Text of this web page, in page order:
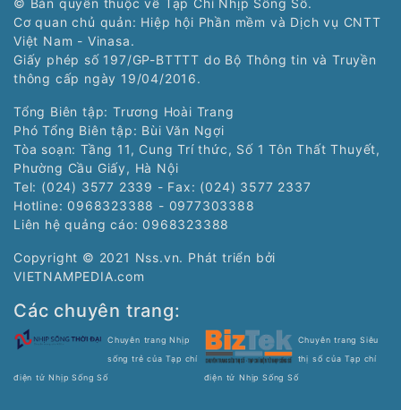
Cơ quan chủ quản: Hiệp hội Phần mềm và Dịch vụ CNTT
Việt Nam - Vinasa.
Giấy phép số 197/GP-BTTTT do Bộ Thông tin và Truyền
thông cấp ngày 19/04/2016.
Tổng Biên tập: Trương Hoài Trang
Phó Tổng Biên tập: Bùi Văn Ngợi
Tòa soạn: Tầng 11, Cung Trí thức, Số 1 Tôn Thất Thuyết,
Phường Cầu Giấy, Hà Nội
Tel: (024) 3577 2339 - Fax: (024) 3577 2337
Hotline: 0968323388 - 0977303388
Liên hệ quảng cáo: 0968323388
Copyright © 2021 Nss.vn. Phát triển bởi
VIETNAMPEDIA.com
Các chuyên trang:
Chuyên trang Nhịp
sống trẻ của Tạp chí
điện tử Nhịp Sống Số
Chuyên trang Siêu
thị số của Tạp chí
điện tử Nhịp Sống Số